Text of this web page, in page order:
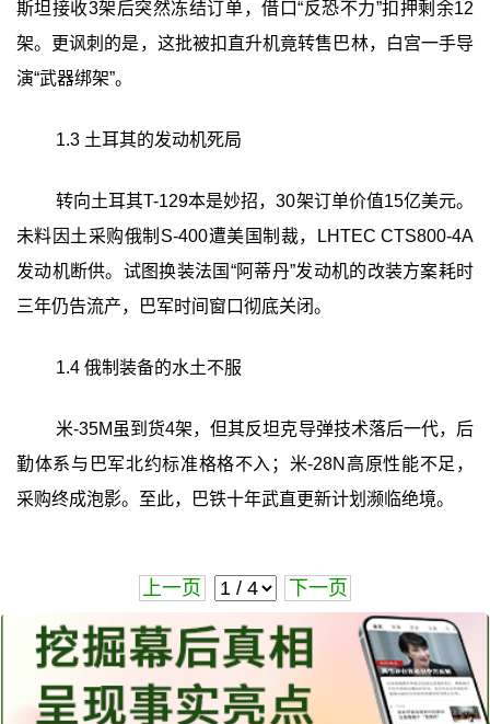
斯坦接收3架后突然冻结订单，借口“反恐不力”扣押剩余12
架。更讽刺的是，这批被扣直升机竟转售巴林，白宫一手导
演“武器绑架”。
1.3 土耳其的发动机死局
转向土耳其T-129本是妙招，30架订单价值15亿美元。
未料因土采购俄制S-400遭美国制裁，LHTEC CTS800-4A
发动机断供。试图换装法国“阿蒂丹”发动机的改装方案耗时
三年仍告流产，巴军时间窗口彻底关闭。
1.4 俄制装备的水土不服
米-35M虽到货4架，但其反坦克导弹技术落后一代，后
勤体系与巴军北约标准格格不入；米-28N高原性能不足，
采购终成泡影。至此，巴铁十年武直更新计划濒临绝境。
上一页 下一页